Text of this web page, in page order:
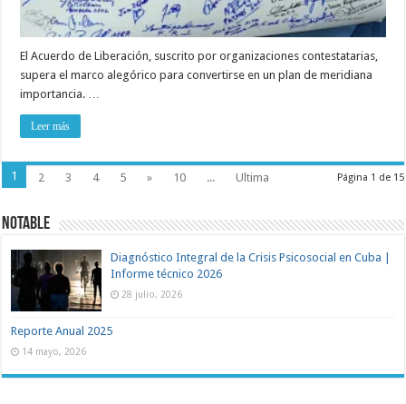
El Acuerdo de Liberación, suscrito por organizaciones contestatarias,
supera el marco alegórico para convertirse en un plan de meridiana
importancia. …
Leer más
Página 1 de 15
1 2 3 4 5 » 10 ... Ultima
NOTABLE
Diagnóstico Integral de la Crisis Psicosocial en Cuba |
Informe técnico 2026
28 julio, 2026
Reporte Anual 2025
14 mayo, 2026